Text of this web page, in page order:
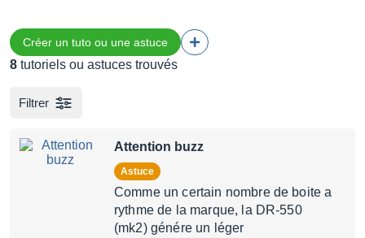
Créer un tuto ou une astuce
8 tutoriels ou astuces trouvés
Filtrer
Attention buzz
Astuce
Comme un certain nombre de boite a
rythme de la marque, la DR-550
(mk2) génére un léger